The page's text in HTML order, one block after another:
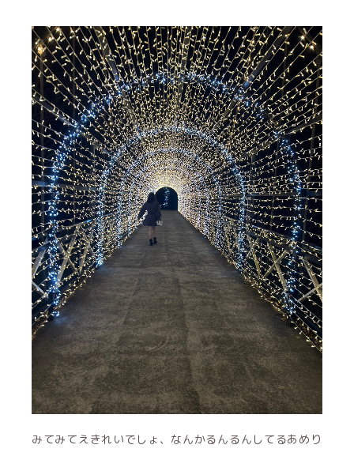
みてみてえきれいでしょ、なんかるんるんしてるあめり